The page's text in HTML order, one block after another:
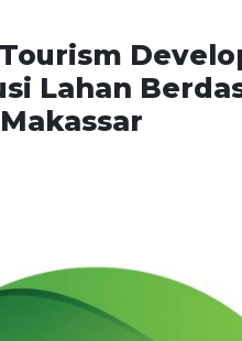
Tourism
Lahan